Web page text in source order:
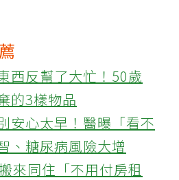
西反幫了大忙！50歲
的3樣物品
安心太早！醫曝「看不
、糖尿病風險大增
來同住「不用付房租